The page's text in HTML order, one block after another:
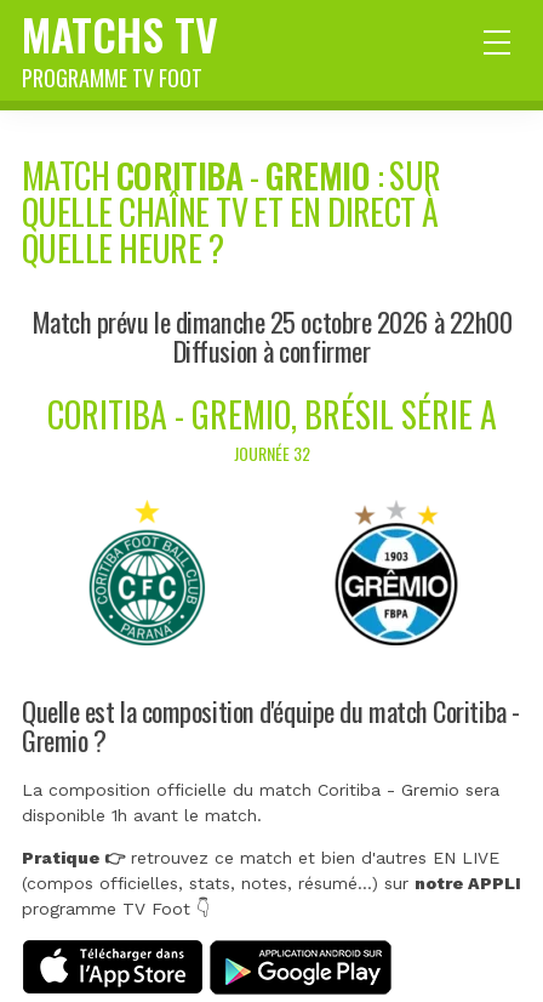
MATCHS TV
PROGRAMME TV FOOT
MATCHCORITIBA-GREMIO: SUR
QUELLE CHAÎNE TV ET EN DIRECT À
QUELLE HEURE ?
Match prévu le dimanche 25 octobre 2026 à 22h00
Diffusion à confirmer
CORITIBA - GREMIO, BRÉSIL SÉRIE A
JOURNÉE 32
Quelle est la composition d'équipe du match Coritiba -
Gremio ?
La composition officielle du match Coritiba - Gremio sera
disponible 1h avant le match.
Pratique 👉retrouvez ce match et bien d'autres EN LIVE
(compos officielles, stats, notes, résumé...) sur notre APPLI
programme TV Foot 👇